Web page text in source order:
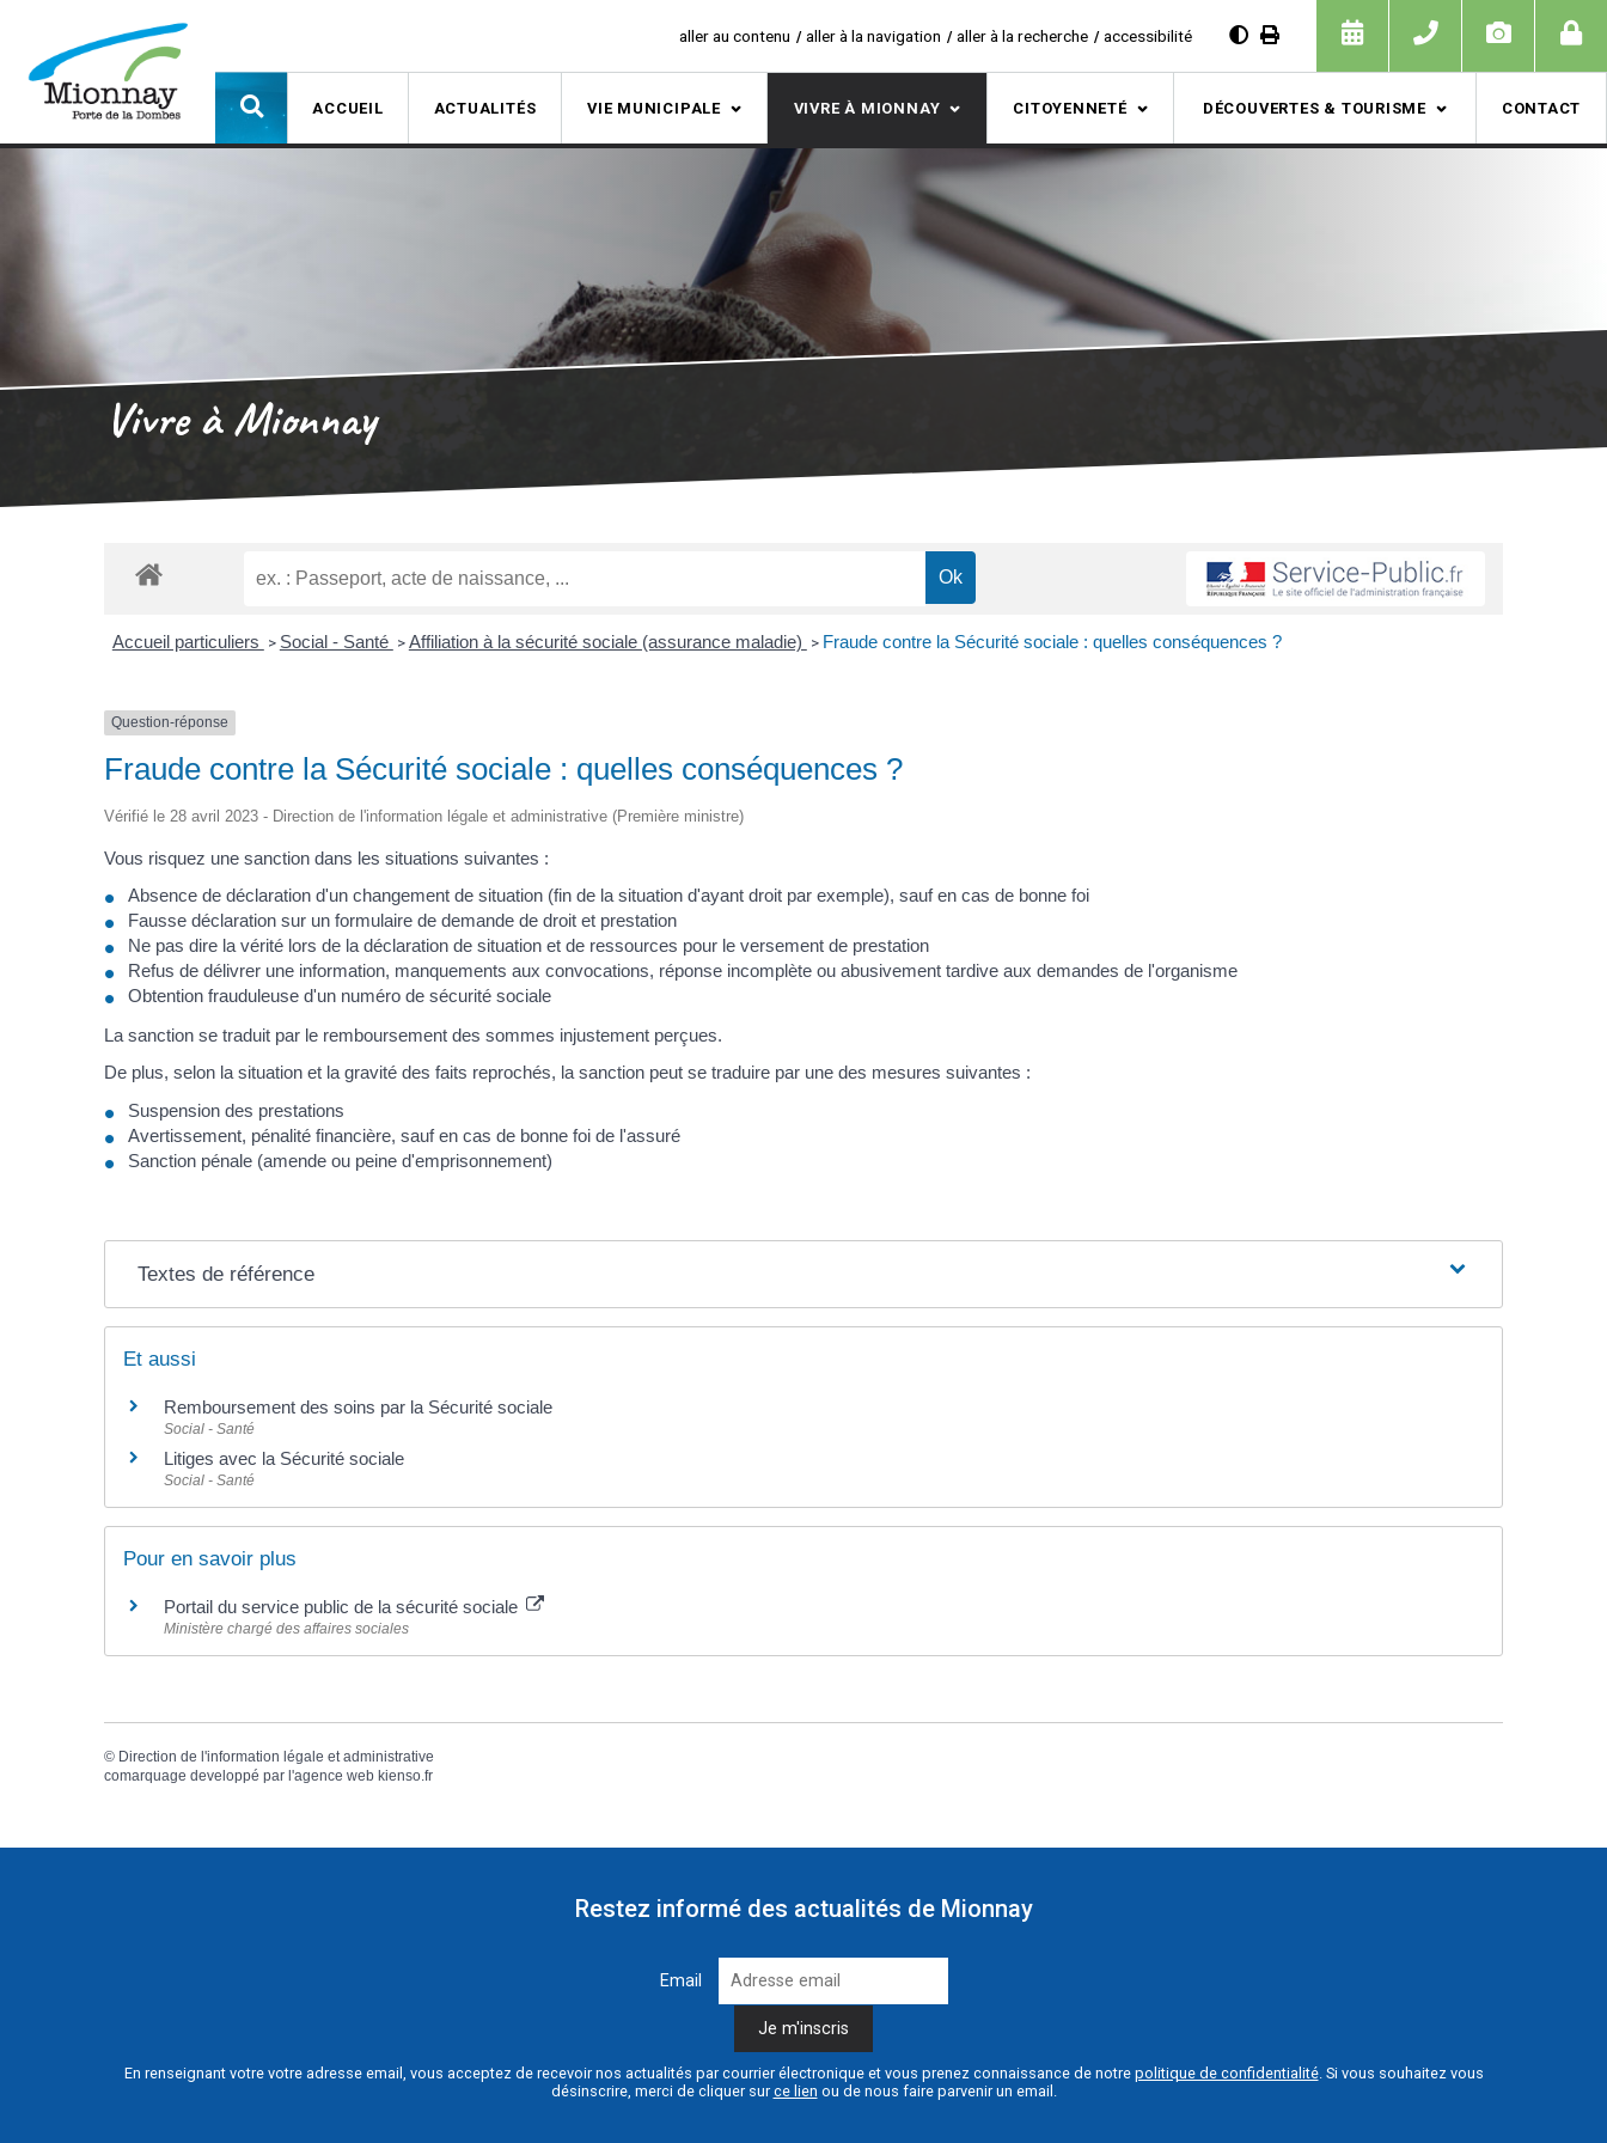
aller au contenu aller à la navigation aller à la recherche accessibilité
ACCUEIL ACTUALITÉS VIE MUNICIPALE VIVRE À MIONNAY CITOYENNETÉ DÉCOUVERTES & TOURISME CONTACT
Vivre à Mionnay
Accueil particuliers > Social - Santé > Affiliation à la sécurité sociale (assurance maladie) > Fraude contre la Sécurité sociale : quelles conséquences ?
Question-réponse
Fraude contre la Sécurité sociale : quelles conséquences ?
Vérifié le 28 avril 2023 - Direction de l'information légale et administrative (Première ministre)
Vous risquez une sanction dans les situations suivantes :
Absence de déclaration d'un changement de situation (fin de la situation d'ayant droit par exemple), sauf en cas de bonne foi
Fausse déclaration sur un formulaire de demande de droit et prestation
Ne pas dire la vérité lors de la déclaration de situation et de ressources pour le versement de prestation
Refus de délivrer une information, manquements aux convocations, réponse incomplète ou abusivement tardive aux demandes de l'organisme
Obtention frauduleuse d'un numéro de sécurité sociale
La sanction se traduit par le remboursement des sommes injustement perçues.
De plus, selon la situation et la gravité des faits reprochés, la sanction peut se traduire par une des mesures suivantes :
Suspension des prestations
Avertissement, pénalité financière, sauf en cas de bonne foi de l'assuré
Sanction pénale (amende ou peine d'emprisonnement)
Textes de référence
Et aussi
Remboursement des soins par la Sécurité sociale
Social - Santé
Litiges avec la Sécurité sociale
Social - Santé
Pour en savoir plus
Portail du service public de la sécurité sociale
Ministère chargé des affaires sociales
© Direction de l'information légale et administrative
comarquage developpé par l'agence web kienso.fr
Restez informé des actualités de Mionnay
Email
En renseignant votre votre adresse email, vous acceptez de recevoir nos actualités par courrier électronique et vous prenez connaissance de notre politique de confidentialité. Si vous souhaitez vous
désinscrire, merci de cliquer surce lien ou de nous faire parvenir un email.